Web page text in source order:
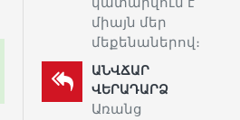
միայն մեր
մեքենաներով։
ԱՆՎՃԱՐ
ՎԵՐԱԴԱՐՁ
Առանց